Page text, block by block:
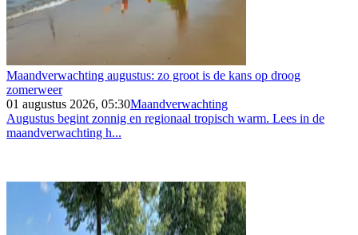
Maandverwachting augustus: zo groot is de kans op droog
zomerweer
01 augustus 2026, 05:30Maandverwachting
Augustus begint zonnig en regionaal tropisch warm. Lees in de
maandverwachting h...